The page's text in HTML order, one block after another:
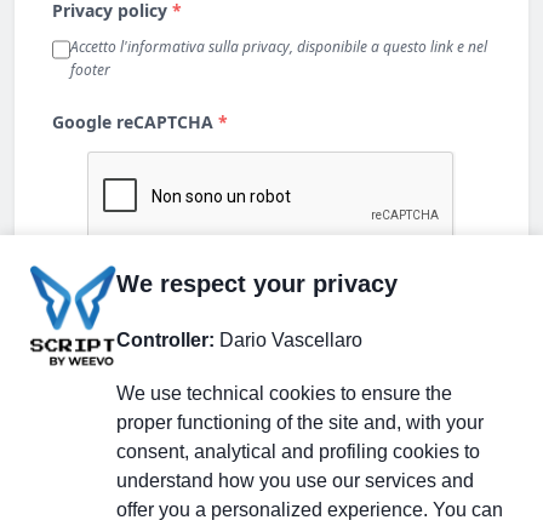
Partecipa alla discussione
We respect your privacy
Controller: Dario Vascellaro
We use technical cookies to ensure the
proper functioning of the site and, with your
consent, analytical and profiling cookies to
understand how you use our services and
offer you a personalized experience. You can